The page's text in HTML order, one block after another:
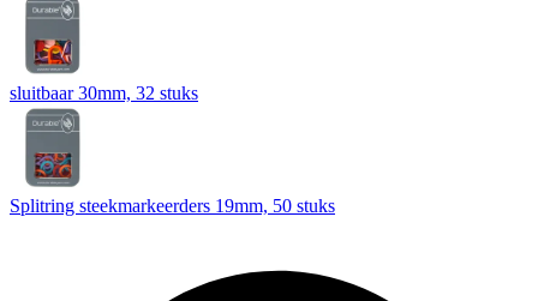
sluitbaar 30mm, 32 stuks
Splitring steekmarkeerders 19mm, 50 stuks